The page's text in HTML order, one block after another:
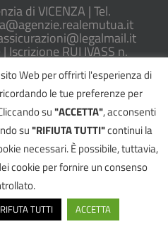
di VICENZA | Tel.
RUI IVASS n.
- All Rights Reserved |Informativa
|SmartWEB360° platform
EmailTelefonoYouTube
Web per offrirti l'esperienza di
le tue preferenze per
su"ACCETTA", acconsenti
su"RIFIUTA TUTTI"continui la
necessari. È possibile, tuttavia,
cookie per fornire un consenso
RIFUTA TUTTI ACCETTA